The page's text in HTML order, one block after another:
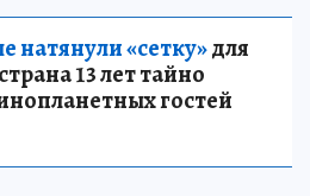
«сетку»для
13 лет тайно
гостей